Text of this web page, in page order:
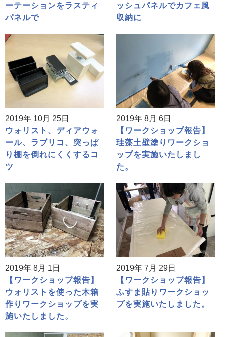
ーテーションをラスティ
パネルで
ッシュパネルでカフェ風
収納に
2019年 10月 25日
ウォリスト、ディアウォ
ール、ラブリコ、突っぱ
り棚を倒れにくくするコ
ツ
2019年 8月 6日
【ワークショップ報告】
珪藻土壁塗りワークショ
ップを実施いたしまし
た。
2019年 8月 1日
【ワークショップ報告】
ウォリストを使った木箱
作りワークショップを実
施いたしました。
2019年 7月 29日
【ワークショップ報告】
ふすま貼りワークショッ
プを実施いたしました。